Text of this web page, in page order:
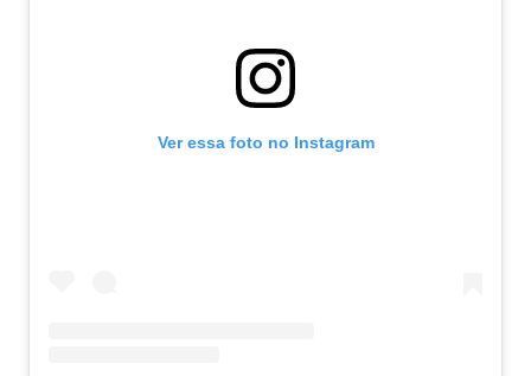
Ver essa foto no Instagram